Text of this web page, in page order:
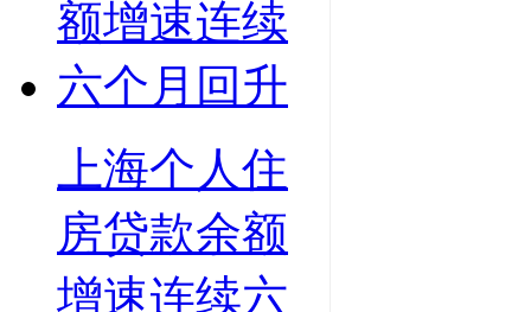
上海个人住
房贷款余额
增速连续六